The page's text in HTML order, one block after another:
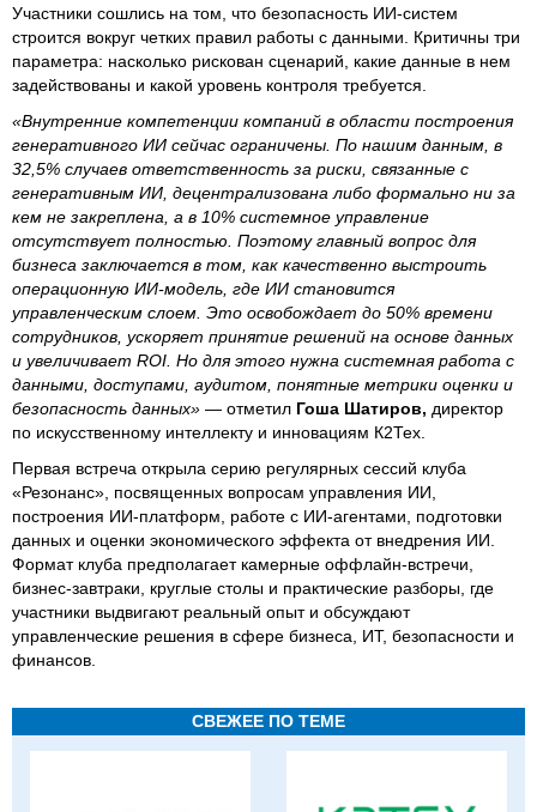
Участники сошлись на том, что безопасность ИИ-систем
строится вокруг четких правил работы с данными. Критичны три
параметра: насколько рискован сценарий, какие данные в нем
задействованы и какой уровень контроля требуется.
«Внутренние компетенции компаний в области построения
генеративного ИИ сейчас ограничены. По нашим данным, в
32,5% случаев ответственность за риски, связанные с
генеративным ИИ, децентрализована либо формально ни за
кем не закреплена, а в 10% системное управление
отсутствует полностью. Поэтому главный вопрос для
бизнеса заключается в том, как качественно выстроить
операционную ИИ-модель, где ИИ становится
управленческим слоем. Это освобождает до 50% времени
сотрудников, ускоряет принятие решений на основе данных
и увеличивает ROI. Но для этого нужна системная работа с
данными, доступами, аудитом, понятные метрики оценки и
безопасность данных» — отметил Гоша Шатиров, директор
по искусственному интеллекту и инновациям К2Тех.
Первая встреча открыла серию регулярных сессий клуба
«Резонанс», посвященных вопросам управления ИИ,
построения ИИ-платформ, работе с ИИ-агентами, подготовки
данных и оценки экономического эффекта от внедрения ИИ.
Формат клуба предполагает камерные оффлайн-встречи,
бизнес-завтраки, круглые столы и практические разборы, где
участники выдвигают реальный опыт и обсуждают
управленческие решения в сфере бизнеса, ИТ, безопасности и
финансов.
СВЕЖЕЕ ПО ТЕМЕ